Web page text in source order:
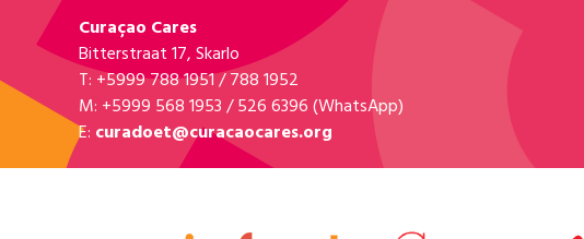
Curaçao Cares
Bitterstraat 17, Skarlo
T: +5999 788 1951 / 788 1952
M: +5999 568 1953 / 526 6396 (WhatsApp)
E: curadoet@curacaocares.org